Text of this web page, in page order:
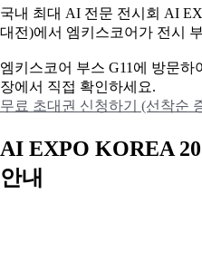
국내 최대 AI 전문 전시회 AI
대전)에서 엠키스코어가 전시
엠키스코어 부스 G11에 방문하
장에서 직접 확인하세요.
무료 초대권 신청하기 (선착순
AI EXPO KOREA
안내